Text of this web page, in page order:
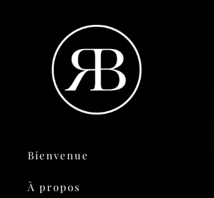
Bienvenue
À propos